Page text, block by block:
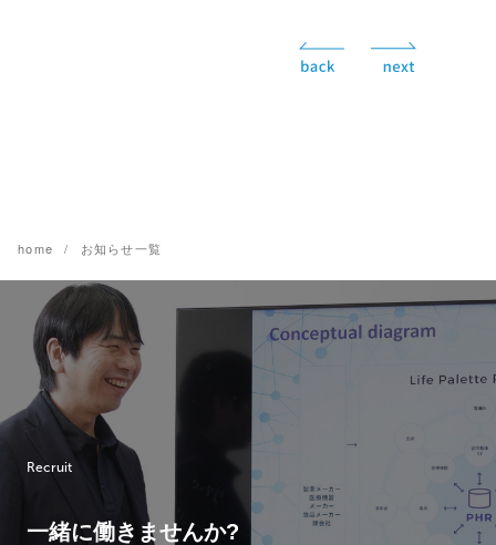
home お知らせ一覧
Recruit
一緒に働きませんか?